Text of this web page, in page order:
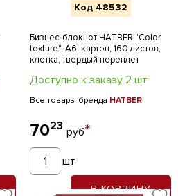
Код 48532
Бизнес-блокнот HATBER "Color
texture", А6, картон, 160 листов,
клетка, твердый переплет
Доступно к заказу 2 шт
Все товары бренда HATBER
7023 руб*
шт
В КОРЗИНУ